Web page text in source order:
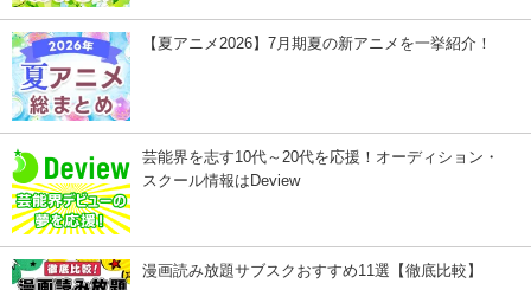
【夏アニメ2026】7月期夏の新アニメを一挙紹介！
芸能界を志す10代～20代を応援！オーディション・
スクール情報はDeview
漫画読み放題サブスクおすすめ11選【徹底比較】